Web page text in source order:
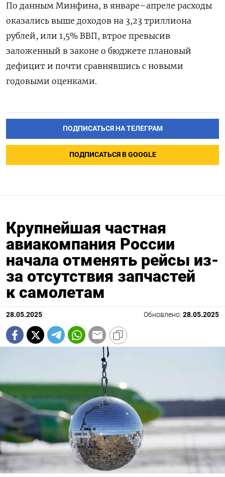
По данным Минфина, в январе–апреле расходы
оказались выше доходов на 3,23 триллиона
рублей, или 1,5% ВВП, втрое превысив
заложенный в законе о бюджете плановый
дефицит и почти сравнявшись с новыми
годовыми оценками.
ПОДПИСАТЬСЯ НА ТЕЛЕГРАМ
ПОДПИСАТЬСЯ В GOOGLE
Крупнейшая частная
авиакомпания России
начала отменять рейсы из-
за отсутствия запчастей
к самолетам
28.05.2025 Обновлено: 28.05.2025